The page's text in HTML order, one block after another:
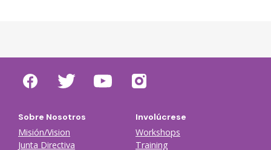
Sobre Nosotros
Misión/Vision
Junta Directiva
Involúcrese
Workshops
Training